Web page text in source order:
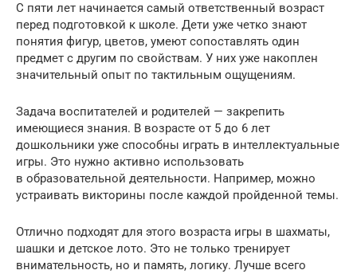
С пяти лет начинается самый ответственный возраст
перед подготовкой к школе. Дети уже четко знают
понятия фигур, цветов, умеют сопоставлять один
предмет с другим по свойствам. У них уже накоплен
значительный опыт по тактильным ощущениям.
Задача воспитателей и родителей — закрепить
имеющиеся знания. В возрасте от 5 до 6 лет
дошкольники уже способны играть в интеллектуальные
игры. Это нужно активно использовать
в образовательной деятельности. Например, можно
устраивать викторины после каждой пройденной темы.
Отлично подходят для этого возраста игры в шахматы,
шашки и детское лото. Это не только тренирует
внимательность, но и память, логику. Лучше всего